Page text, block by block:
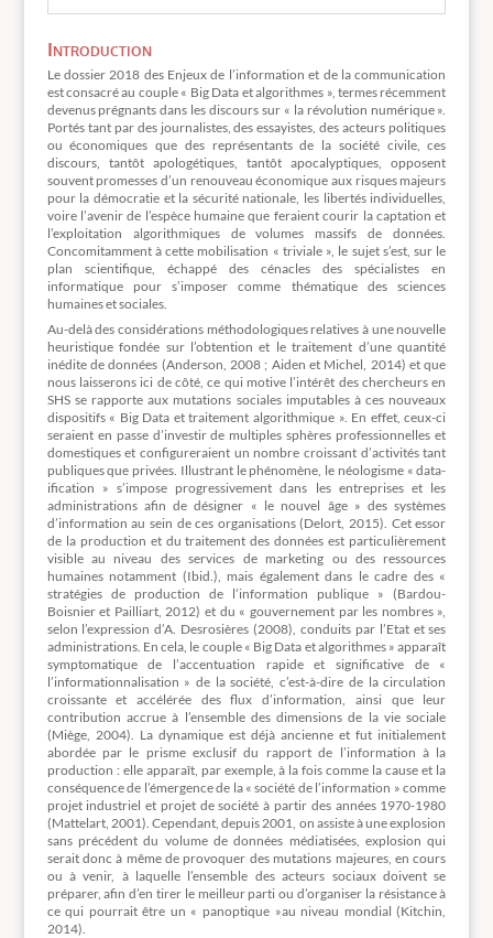
Introduction
Le dossier 2018 des Enjeux de l’information et de la communication
est consacré au couple « Big Data et algorithmes », termes récemment
devenus prégnants dans les discours sur « la révolution numérique ».
Portés tant par des journalistes, des essayistes, des acteurs politiques
ou économiques que des représentants de la société civile, ces
discours, tantôt apologétiques, tantôt apocalyptiques, opposent
souvent promesses d’un renouveau économique aux risques majeurs
pour la démocratie et la sécurité nationale, les libertés individuelles,
voire l’avenir de l’espèce humaine que feraient courir la captation et
l’exploitation algorithmiques de volumes massifs de données.
Concomitamment à cette mobilisation « triviale », le sujet s’est, sur le
plan scientifique, échappé des cénacles des spécialistes en
informatique pour s’imposer comme thématique des sciences
humaines et sociales.
Au-delà des considérations méthodologiques relatives à une nouvelle
heuristique fondée sur l’obtention et le traitement d’une quantité
inédite de données (Anderson, 2008 ; Aiden et Michel, 2014) et que
nous laisserons ici de côté, ce qui motive l’intérêt des chercheurs en
SHS se rapporte aux mutations sociales imputables à ces nouveaux
dispositifs « Big Data et traitement algorithmique ». En effet, ceux-ci
seraient en passe d’investir de multiples sphères professionnelles et
domestiques et configureraient un nombre croissant d’activités tant
publiques que privées. Illustrant le phénomène, le néologisme « data-
ification » s’impose progressivement dans les entreprises et les
administrations afin de désigner « le nouvel âge » des systèmes
d’information au sein de ces organisations (Delort, 2015). Cet essor
de la production et du traitement des données est particulièrement
visible au niveau des services de marketing ou des ressources
humaines notamment (Ibid.), mais également dans le cadre des «
stratégies de production de l’information publique » (Bardou-
Boisnier et Pailliart, 2012) et du « gouvernement par les nombres »,
selon l’expression d’A. Desrosières (2008), conduits par l’Etat et ses
administrations. En cela, le couple « Big Data et algorithmes » apparaît
symptomatique de l’accentuation rapide et significative de «
l’informationnalisation » de la société, c’est-à-dire de la circulation
croissante et accélérée des flux d’information, ainsi que leur
contribution accrue à l’ensemble des dimensions de la vie sociale
(Miège, 2004). La dynamique est déjà ancienne et fut initialement
abordée par le prisme exclusif du rapport de l’information à la
production : elle apparaît, par exemple, à la fois comme la cause et la
conséquence de l’émergence de la « société de l’information » comme
projet industriel et projet de société à partir des années 1970-1980
(Mattelart, 2001). Cependant, depuis 2001, on assiste à une explosion
sans précédent du volume de données médiatisées, explosion qui
serait donc à même de provoquer des mutations majeures, en cours
ou à venir, à laquelle l’ensemble des acteurs sociaux doivent se
préparer, afin d’en tirer le meilleur parti ou d’organiser la résistance à
ce qui pourrait être un « panoptique »au niveau mondial (Kitchin,
2014).